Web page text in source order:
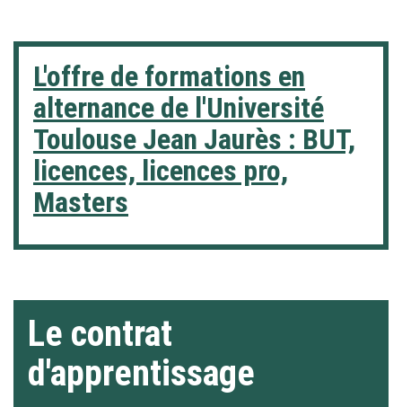
L'offre de formations en
alternance de l'Université
Toulouse Jean Jaurès : BUT,
licences, licences pro,
Masters
Le contrat
d'apprentissage